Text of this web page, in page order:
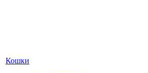
Кошки